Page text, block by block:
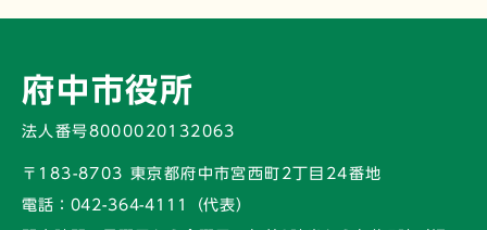
府中市役所
法人番号8000020132063
〒183-8703 東京都府中市宮西町2丁目24番地
電話： 042-364-4111（代表）